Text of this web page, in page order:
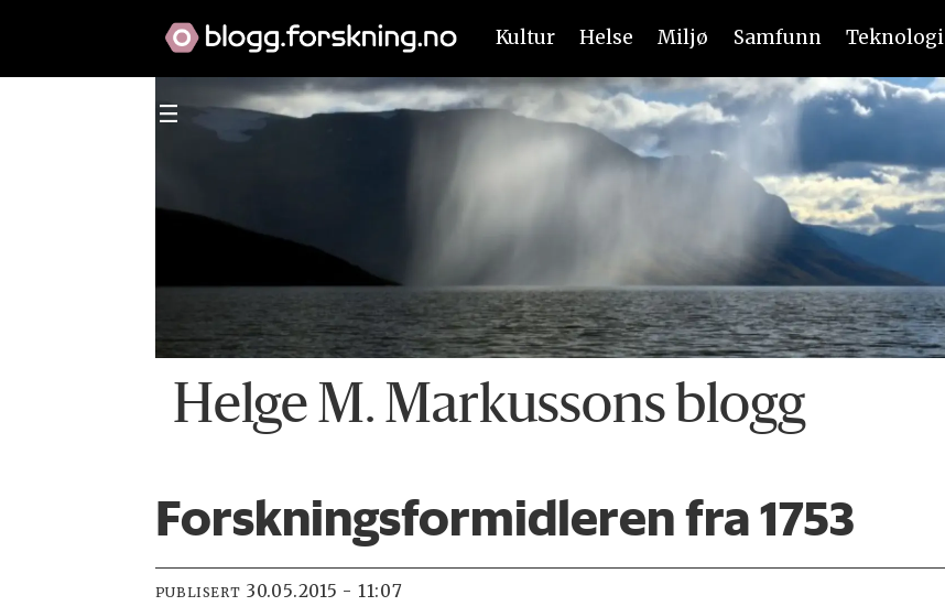
Kultur Helse Miljø Samfunn Teknologi
Helge M. Markussons blogg
Forskningsformidleren fra 1753
PUBLISERT 30.05.2015 - 11:07